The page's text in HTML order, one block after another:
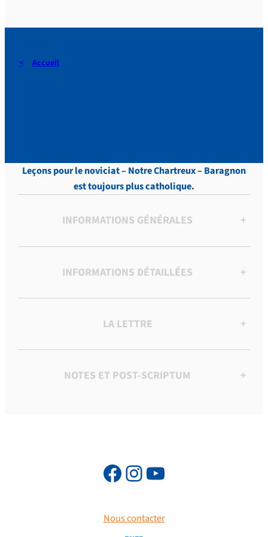
Accueil
Leçons pour le noviciat – Notre Chartreux – Baragnon
est toujours plus catholique.
INFORMATIONS GÉNÉRALES +
INFORMATIONS DÉTAILLÉES +
LA LETTRE +
NOTES ET POST-SCRIPTUM +
Nous contacter